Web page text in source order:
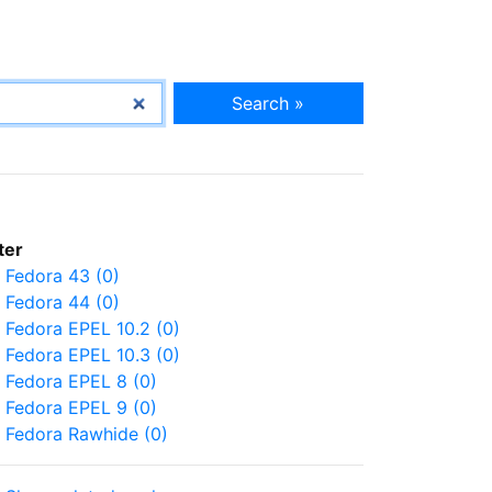
Search »
Fedora 43 (0)
Fedora 44 (0)
Fedora EPEL 10.2 (0)
Fedora EPEL 10.3 (0)
Fedora EPEL 8 (0)
Fedora EPEL 9 (0)
Fedora Rawhide (0)